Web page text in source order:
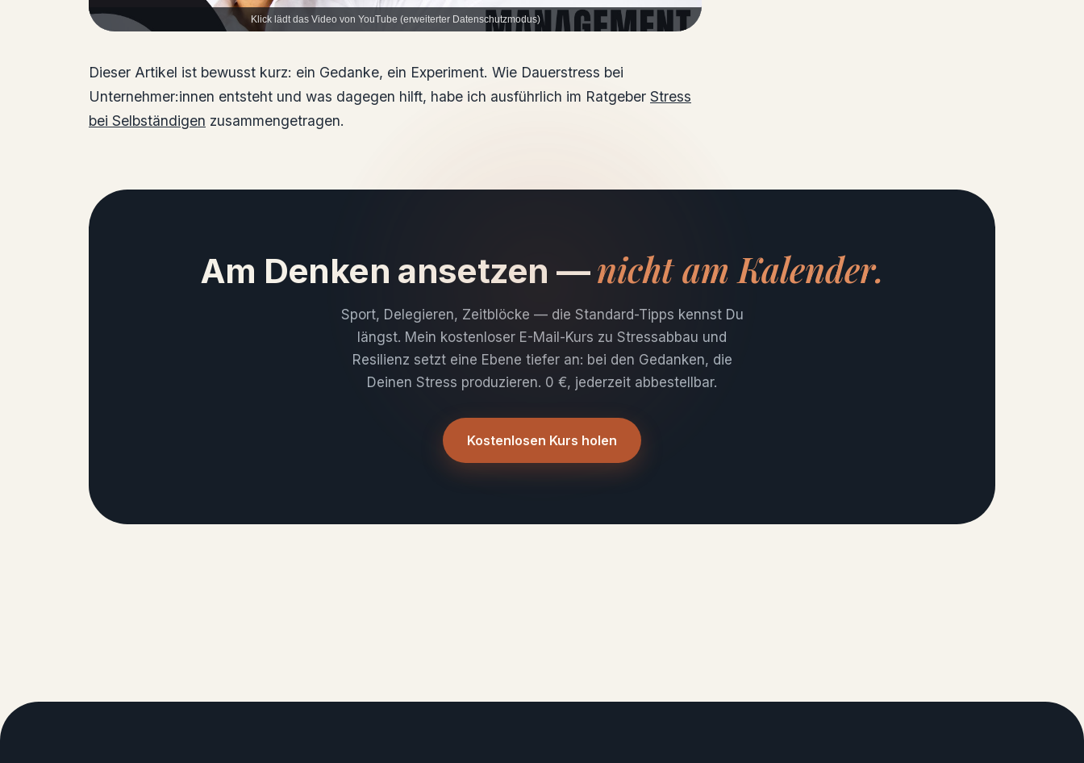
Klick lädt das Video von YouTube (erweiterter Datenschutzmodus)
Dieser Artikel ist bewusst kurz: ein Gedanke, ein Experiment. Wie Dauerstress bei
Unternehmer:innen entsteht und was dagegen hilft, habe ich ausführlich im Ratgeber Stress
bei Selbständigen zusammengetragen.
Am Denken ansetzen —nicht am Kalender.
Sport, Delegieren, Zeitblöcke — die Standard-Tipps kennst Du
längst. Mein kostenloser E-Mail-Kurs zu Stressabbau und
Resilienz setzt eine Ebene tiefer an: bei den Gedanken, die
Deinen Stress produzieren. 0 €, jederzeit abbestellbar.
Kostenlosen Kurs holen